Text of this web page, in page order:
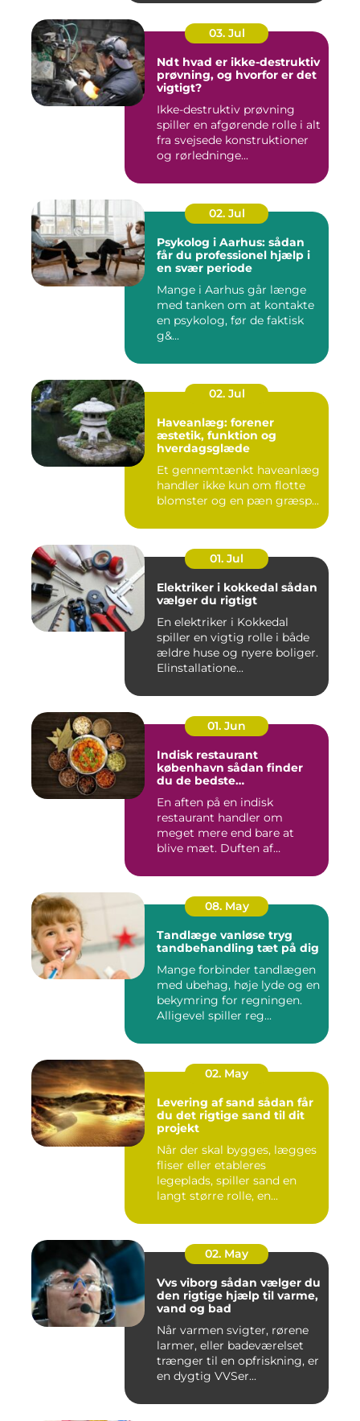
03. Jul
Ndt hvad er ikke-destruktiv
prøvning, og hvorfor er det
vigtigt?
Ikke-destruktiv prøvning
spiller en afgørende rolle i alt
fra svejsede konstruktioner
og rørledninge...
02. Jul
Psykolog i Aarhus: sådan
får du professionel hjælp i
en svær periode
Mange i Aarhus går længe
med tanken om at kontakte
en psykolog, før de faktisk
g&...
02. Jul
Haveanlæg: forener
æstetik, funktion og
hverdagsglæde
Et gennemtænkt haveanlæg
handler ikke kun om flotte
blomster og en pæn græsp...
01. Jul
Elektriker i kokkedal sådan
vælger du rigtigt
En elektriker i Kokkedal
spiller en vigtig rolle i både
ældre huse og nyere boliger.
Elinstallatione...
01. Jun
Indisk restaurant
københavn sådan finder
du de bedste
En aften på en indisk
restaurant handler om
meget mere end bare at
blive mæt. Duften af
08. May
Tandlæge vanløse tryg
tandbehandling tæt på dig
Mange forbinder tandlægen
med ubehag, høje lyde og en
bekymring for regningen.
Alligevel spiller reg...
02. May
Levering af sand sådan får
du det rigtige sand til dit
projekt
Når der skal bygges, lægges
fliser eller etableres
legeplads, spiller sand en
langt større rolle, en...
02. May
Vvs viborg sådan vælger du
den rigtige hjælp til varme,
vand og bad
Når varmen svigter, rørene
larmer, eller badeværelset
trænger til en opfriskning, er
en dygtig VVSer...